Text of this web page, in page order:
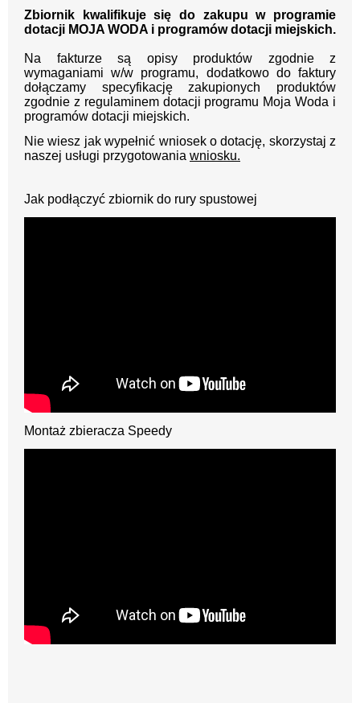
Zbiornik kwalifikuje się do zakupu w programie
dotacji MOJA WODA i programów dotacji miejskich.
Na fakturze są opisy produktów zgodnie z
wymaganiami w/w programu, dodatkowo do faktury
dołączamy specyfikację zakupionych produktów
zgodnie z regulaminem dotacji programu Moja Woda i
programów dotacji miejskich.
Nie wiesz jak wypełnić wniosek o dotację, skorzystaj z
naszej usługi przygotowania wniosku.
Jak podłączyć zbiornik do rury spustowej
Montaż zbieracza Speedy